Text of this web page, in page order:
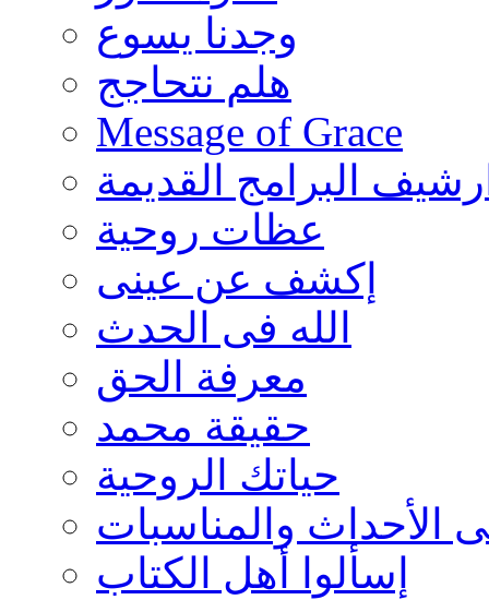
وجدنا يسوع
هلم نتحاجج
Message of Grace
البرامج القديمة
عظات روحية
إكشف عن عينى
الله فى الحدث
معرفة الحق
حقيقة محمد
حياتك الروحية
الأحداث والمناسبات
إسألوا أهل الكتاب